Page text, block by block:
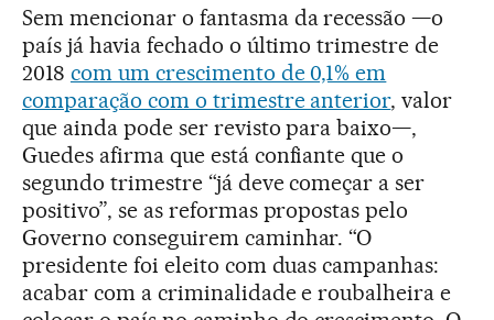
Sem mencionar o fantasma da recessão —o
país já havia fechado o último trimestre de
2018 com um crescimento de 0,1% em
comparação com o trimestre anterior, valor
que ainda pode ser revisto para baixo—,
Guedes afirma que está confiante que o
segundo trimestre “já deve começar a ser
positivo”, se as reformas propostas pelo
Governo conseguirem caminhar. “O
presidente foi eleito com duas campanhas:
acabar com a criminalidade e roubalheira e